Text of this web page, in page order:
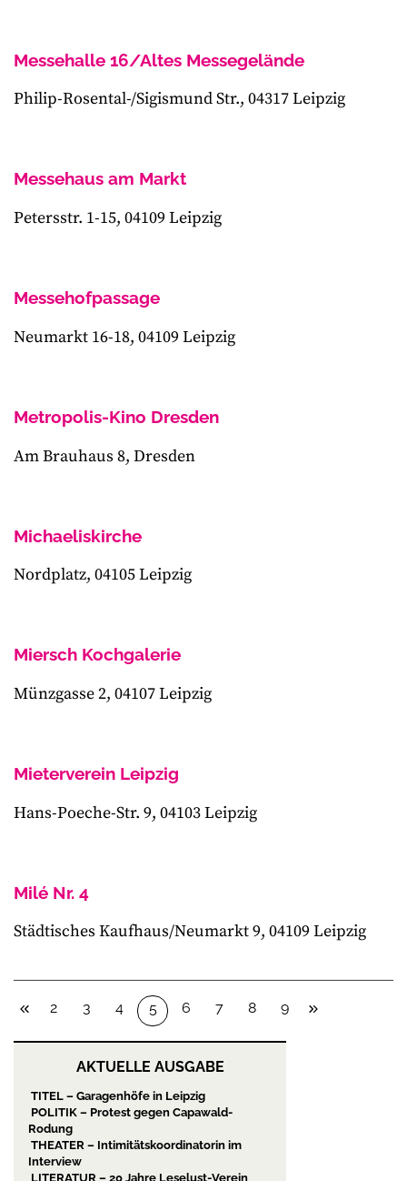
Messehalle 16/Altes Messegelände
Philip-Rosental-/Sigismund Str., 04317 Leipzig
Messehaus am Markt
Petersstr. 1-15, 04109 Leipzig
Messehofpassage
Neumarkt 16-18, 04109 Leipzig
Metropolis-Kino Dresden
Am Brauhaus 8, Dresden
Michaeliskirche
Nordplatz, 04105 Leipzig
Miersch Kochgalerie
Münzgasse 2, 04107 Leipzig
Mieterverein Leipzig
Hans-Poeche-Str. 9, 04103 Leipzig
Milé Nr. 4
Städtisches Kaufhaus/Neumarkt 9, 04109 Leipzig
2 3 4 5 6 7 8 9
AKTUELLE AUSGABE
TITEL – Garagenhöfe in Leipzig
POLITIK – Protest gegen Capawald-
Rodung
THEATER – Intimitätskoordinatorin im
Interview
LITERATUR – 20 Jahre Leselust-Verein